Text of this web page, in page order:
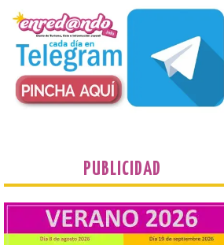
plantean que la Junta
contacte cuanto antes con los
propietarios para exigirles medidas
inmediatas que frenen el deterioro y el
riesgo de colapso. Los procuradores de
Unión del Pueblo […]
del eclipse solar que
organiza con la ESA y el
Ayuntamiento
7 Ago 2026
PUBLICIDAD